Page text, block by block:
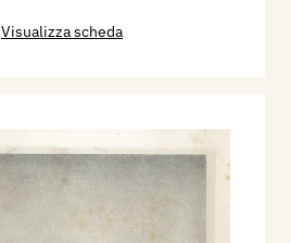
Visualizza scheda